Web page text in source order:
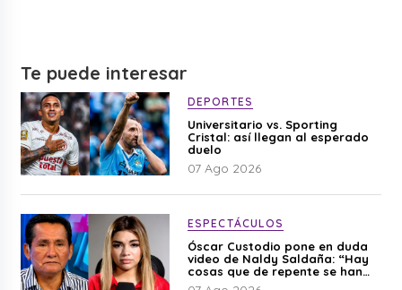
Te puede interesar
DEPORTES
Universitario vs. Sporting
Cristal: así llegan al esperado
duelo
07 Ago 2026
ESPECTÁCULOS
Óscar Custodio pone en duda
video de Naldy Saldaña: “Hay
cosas que de repente se han
editado”